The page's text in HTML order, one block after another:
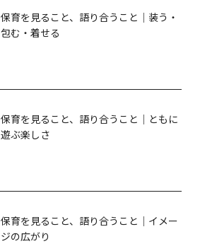
保育を見ること、語り合うこと｜装う・
包む・着せる
保育を見ること、語り合うこと｜ともに
遊ぶ楽しさ
保育を見ること、語り合うこと｜イメー
ジの広がり